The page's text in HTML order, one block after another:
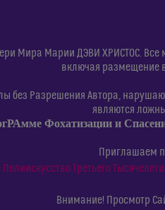
Мира Марии ДЭВИ ХРИСТОС.
включая размещение
без Разрешения Автора,
являются
Фохатизации и
Приглашаем
Третьего
Внимание! Просмотр